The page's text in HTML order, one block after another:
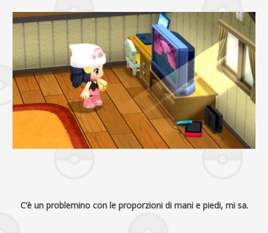
C’è un problemino con le proporzioni di mani e piedi, mi sa.